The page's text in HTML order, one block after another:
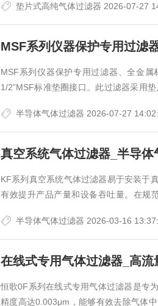
垫片式高纯气体过滤器 2026-07-27
MSF系列仪器保护专用过滤
MSF系列仪器保护专用过滤器、全金属
1/2”MSF标准垫圈接口。此过滤器采用
半导体气体过滤器 2026-07-27
真空系统气体过滤器_半导体
KF系列真空系统气体过滤器易于安装于
有效提升产品产量和设备吞吐量。在规
半导体气体过滤器 2026-03-16
在线式专用气体过滤器_高
恒歌0F系列在线式专用气体过滤器是专
精度高达0.003μm，能够有效去除气体